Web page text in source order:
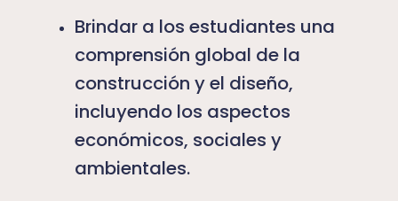
Brindar a los estudiantes una
comprensión global de la
construcción y el diseño,
incluyendo los aspectos
económicos, sociales y
ambientales.